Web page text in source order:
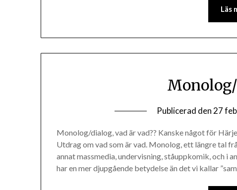
Läs
Monolog/
Publicerad den 27
Monolog/dialog, vad är vad?? Kanske något för
Utdrag om vad som är vad. Monolog, ett längre tal
annat massmedia, undervisning, ståuppkomik, och i
har en mer djupgående betydelse än det vi kallar